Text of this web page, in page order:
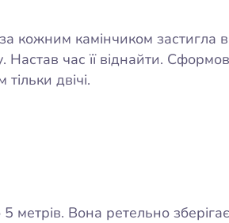
кожним камінчиком застигла в
Настав час її віднайти.
двічі.
Вона ретельно